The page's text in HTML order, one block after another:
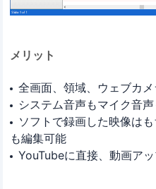
メリット
全画面、領域、ウェブカ
システム音声もマイク音
ソフトで録画した映像は
も編集可能
YouTubeに直接、動画ア